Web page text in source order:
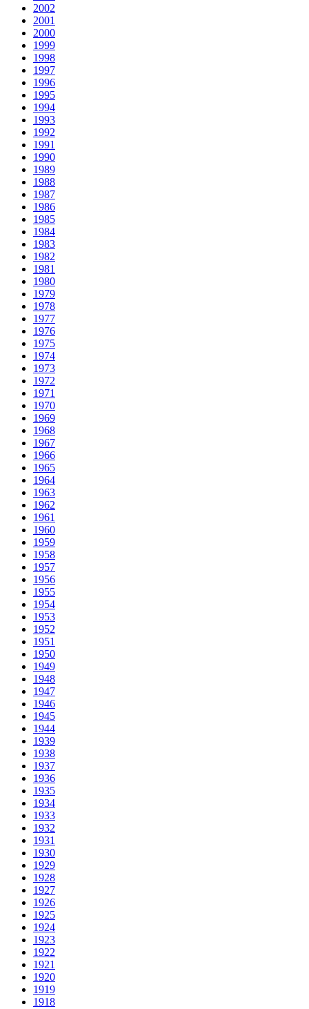
2002
2001
2000
1999
1998
1997
1996
1995
1994
1993
1992
1991
1990
1989
1988
1987
1986
1985
1984
1983
1982
1981
1980
1979
1978
1977
1976
1975
1974
1973
1972
1971
1970
1969
1968
1967
1966
1965
1964
1963
1962
1961
1960
1959
1958
1957
1956
1955
1954
1953
1952
1951
1950
1949
1948
1947
1946
1945
1944
1939
1938
1937
1936
1935
1934
1933
1932
1931
1930
1929
1928
1927
1926
1925
1924
1923
1922
1921
1920
1919
1918